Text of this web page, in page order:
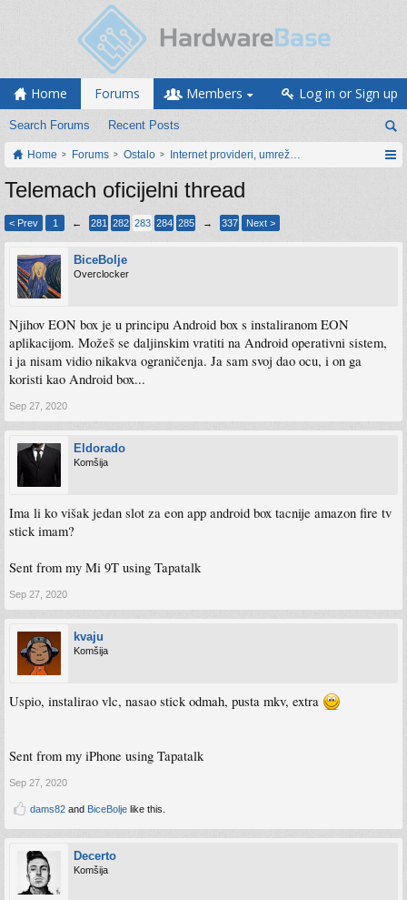
Home Forums
Search Forums Recent Posts
Members Log in or Sign up
Home Forums Ostalo Internet provideri, umrežavanje i web servisi
Telemach oficijelni thread
< Prev 1 ← 281 282 283 284 285 → 337 Next >
BiceBolje
Overclocker
Njihov EON box je u principu Android box s instaliranom EON
aplikacijom. Možeš se daljinskim vratiti na Android operativni sistem,
i ja nisam vidio nikakva ograničenja. Ja sam svoj dao ocu, i on ga
koristi kao Android box...
Sep 27, 2020
Eldorado
Komšija
Ima li ko višak jedan slot za eon app android box tacnije amazon fire tv
stick imam?
Sent from my Mi 9T using Tapatalk
Sep 27, 2020
kvaju
Komšija
Uspio, instalirao vlc, nasao stick odmah, pusta mkv, extra
Sent from my iPhone using Tapatalk
Sep 27, 2020
dams82 and BiceBolje like this.
Decerto
Komšija